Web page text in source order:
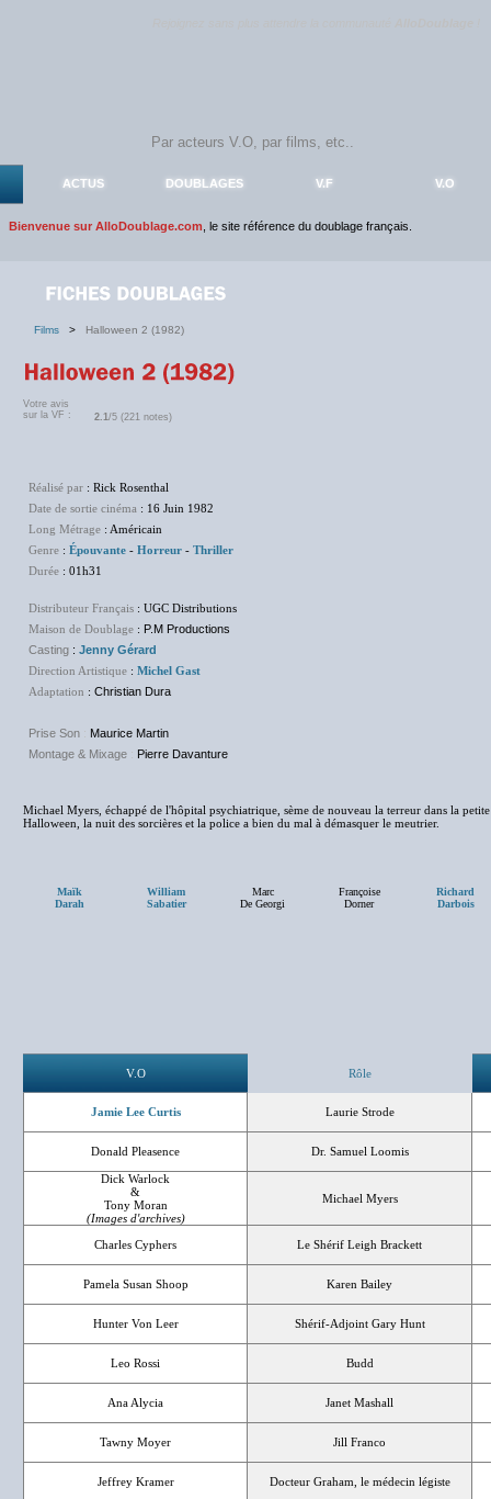
ACTUS DOUBLAGES V.F V.O
Bienvenue sur AlloDoublage.com , le site référence du doublage français.
Films > Halloween 2 (1982)
Votre avis
sur la VF :
2.1/5 (221 notes)
Réalisé par : Rick Rosenthal
Date de sortie cinéma : 16 Juin 1982
Long Métrage : Américain
Genre : Épouvante - Horreur - Thriller
Durée : 01h31
Distributeur Français : UGC Distributions
Maison de Doublage : P.M Productions
Casting : Jenny Gérard
Direction Artistique : Michel Gast
Adaptation : Christian Dura
Prise Son : Maurice Martin
Montage & Mixage : Pierre Davanture
Michael Myers, échappé de l'hôpital psychiatrique, sème de nouveau la terreur dans la
Halloween, la nuit des sorcières et la police a bien du mal à démasquer le meutrier.
Maïk
Darah
William
Sabatier
Marc
De Georgi
Françoise
Dorner
Richard
Darbois
V.O Rôle
Jamie Lee Curtis Laurie Strode
Donald Pleasence Dr. Samuel Loomis
Dick Warlock
&
Tony Moran
(Images d'archives)
Michael Myers
Charles Cyphers Le Shérif Leigh Brackett
Pamela Susan Shoop Karen Bailey
Hunter Von Leer Shérif-Adjoint Gary Hunt
Leo Rossi Budd
Ana Alycia Janet Mashall
Tawny Moyer Jill Franco
Jeffrey Kramer Docteur Graham, le médecin légiste